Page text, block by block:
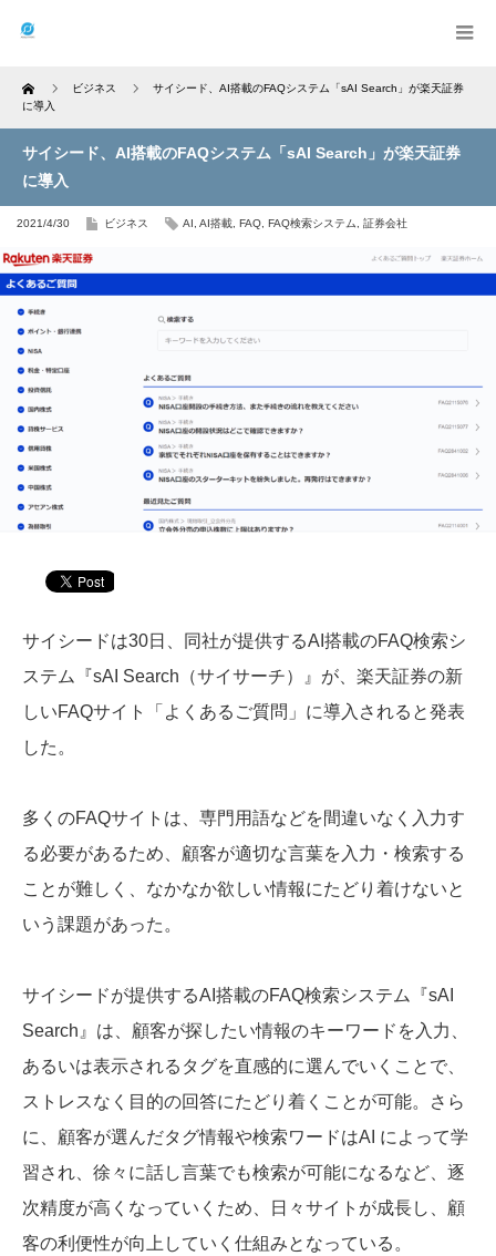
Home ビジネス
サイシード、AI搭載のFAQシステム「sAI Search」が楽天証券
に導入
サイシード、AI搭載のFAQシステム「sAI Search」が楽天証券
に導入
2021/4/30 ビジネス AI AI搭載 FAQ FAQ検索システム 証券会社
サイシードは30日、同社が提供するAI搭載のFAQ検索シ
ステム『sAI Search（サイサーチ）』が、楽天証券の新
しいFAQサイト「よくあるご質問」に導入されると発表
した。
多くのFAQサイトは、専門用語などを間違いなく入力す
る必要があるため、顧客が適切な言葉を入力・検索する
ことが難しく、なかなか欲しい情報にたどり着けないと
いう課題があった。
サイシードが提供するAI搭載のFAQ検索システム『sAI
Search』は、顧客が探したい情報のキーワードを入力、
あるいは表示されるタグを直感的に選んでいくことで、
ストレスなく目的の回答にたどり着くことが可能。さら
に、顧客が選んだタグ情報や検索ワードはAI によって学
習され、徐々に話し言葉でも検索が可能になるなど、逐
次精度が高くなっていくため、日々サイトが成長し、顧
客の利便性が向上していく仕組みとなっている。